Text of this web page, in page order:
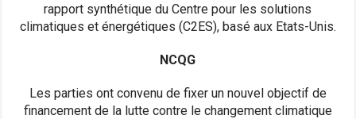
rapport synthétique du Centre pour les solutions
climatiques et énergétiques (C2ES), basé aux Etats-Unis.
NCQG
Les parties ont convenu de fixer un nouvel objectif de
financement de la lutte contre le changement climatique